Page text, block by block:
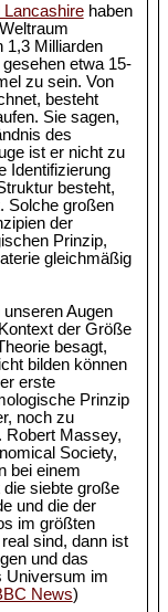
haben
1,3 Milliarden
etwa 15-
zu sein. Von
besteht
Sie sagen,
des
ist er nicht zu
Identifizierung
besteht,
Solche großen
der
Prinzip,
gleichmäßig
Augen
der Größe
besagt,
bilden können
erste
Prinzip
noch zu
Robert Massey,
Society,
bei einem
siebte große
und die der
im größten
sind, dann ist
und das
Universum im
News)